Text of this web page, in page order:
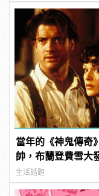
當年的《神鬼傳奇
帥，布蘭登費雪大
生活話題